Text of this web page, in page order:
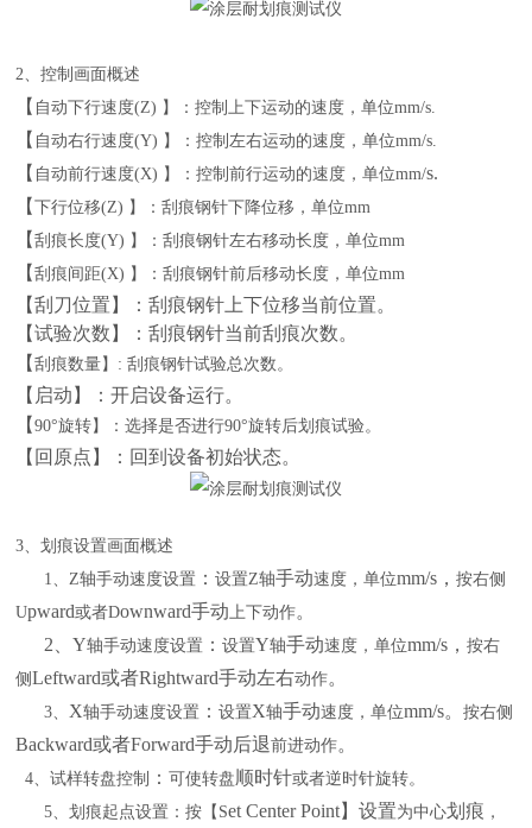
2、控制画面概述
【 自动下行速度(Z) 】：控制上下运动的速度，单位mm/s.
【 自动右行速度(Y) 】：控制左右运动的速度，单位mm/s.
【 自动前行速度(X) 】：控制前行运动的速度，单位mm/s.
【下行位移(Z) 】：刮痕钢针下降位移，单位mm
【刮痕长度(Y) 】：刮痕钢针左右移动长度，单位mm
【刮痕间距(X) 】：刮痕钢针前后移动长度，单位mm
【刮刀位置】：刮痕钢针上下位移当前位置。
【试验次数】：刮痕钢针当前刮痕次数。
【刮痕数量】 : 刮痕钢针试验总次数。
【 启动】：开启设备运行。
【90°旋转】：选择是否进行90°旋转后划痕试验。
【 回原点】：回到设备初始状态。
3、划痕设置画面概述
1、Z轴手动速度设置 ：设置Z轴手动速度，单位mm/s ，按右侧
Upward或者Downward手动上下动作。
2 、Y轴手动速度设置 ：设置Y轴手动速度，单位mm/s ，按右
侧Leftward或者Rightward手动左右动作。
3、X轴手动速度设置 ：设置X轴手动速度，单位mm/s。按右侧
Backward或者Forward手动后退前进动作。
4、试样转盘控制 ：可使转盘顺时针或者逆时针旋转。
5、划痕起点设置：按 【 Set Center Point】设置为中心划痕 ，